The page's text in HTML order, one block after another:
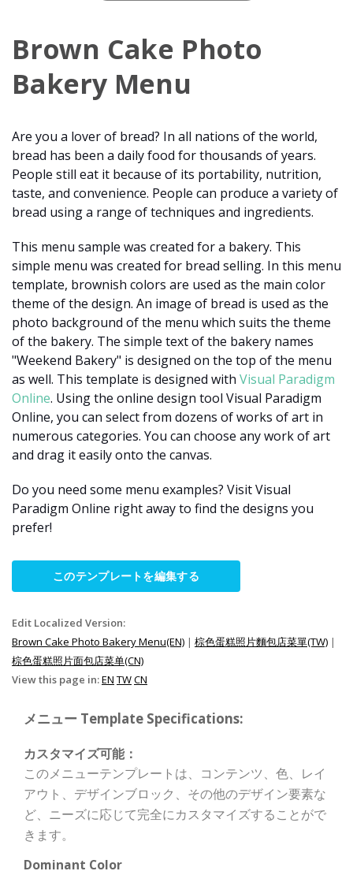
Brown Cake Photo
Bakery Menu
Are you a lover of bread? In all nations of the world,
bread has been a daily food for thousands of years.
People still eat it because of its portability, nutrition,
taste, and convenience. People can produce a variety of
bread using a range of techniques and ingredients.
This menu sample was created for a bakery. This
simple menu was created for bread selling. In this menu
template, brownish colors are used as the main color
theme of the design. An image of bread is used as the
photo background of the menu which suits the theme
of the bakery. The simple text of the bakery names
"Weekend Bakery" is designed on the top of the menu
as well. This template is designed with Visual Paradigm
Online. Using the online design tool Visual Paradigm
Online, you can select from dozens of works of art in
numerous categories. You can choose any work of art
and drag it easily onto the canvas.
Do you need some menu examples? Visit Visual
Paradigm Online right away to find the designs you
prefer!
このテンプレートを編集する
Edit Localized Version:
Brown Cake Photo Bakery Menu(EN) | 棕色蛋糕照片麵包店菜單(TW) |
棕色蛋糕照片面包店菜单(CN)
View this page in:EN TWCN
メニュー Template Specifications:
カスタマイズ可能：
このメニューテンプレートは、コンテンツ、色、レイ
アウト、デザインブロック、その他のデザイン要素な
ど、ニーズに応じて完全にカスタマイズすることがで
きます。
Dominant Color